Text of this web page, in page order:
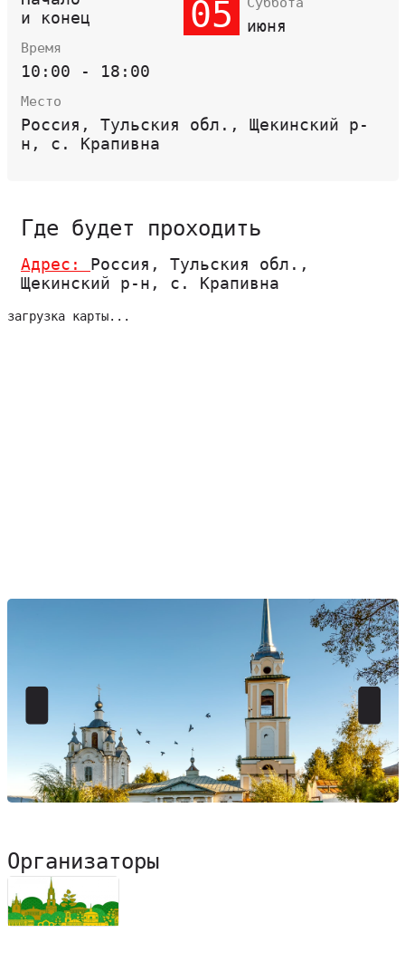
и конец
05 июня
Время
10:00 - 18:00
Место
Россия, Тульския обл., Щекинский р-
н, с. Крапивна
Где будет проходить
Адрес: Россия, Тульския обл.,
Щекинский р-н, с. Крапивна
загрузка карты...
Организаторы